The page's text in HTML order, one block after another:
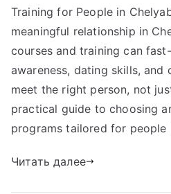
Training for People in
meaningful relationship in
courses and training can
awareness, dating skills,
meet the right person, not
practical guide to choosing
programs tailored for
Читать далее